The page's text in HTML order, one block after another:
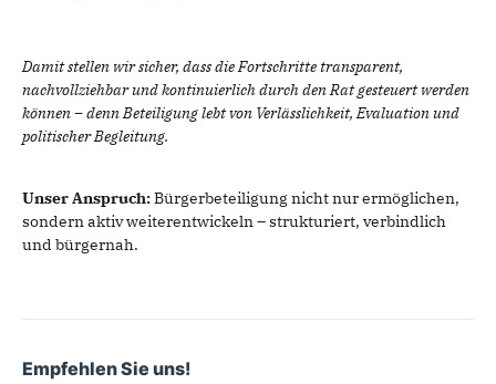
Damit stellen wir sicher, dass die Fortschritte transparent,
nachvollziehbar und kontinuierlich durch den Rat gesteuert werden
können – denn Beteiligung lebt von Verlässlichkeit, Evaluation und
politischer Begleitung.
Unser Anspruch:Bürgerbeteiligung nicht nur ermöglichen,
sondern aktiv weiterentwickeln – strukturiert, verbindlich
und bürgernah.
Empfehlen Sie uns!